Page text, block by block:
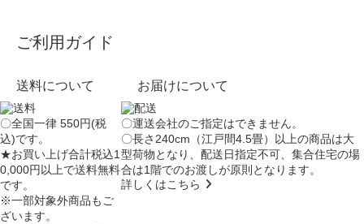
ご利用ガイド
送料について
〇全国一律 550円(税
込)です。
★お買い上げ合計税込1
0,000円以上で送料無料
です。
※一部対象外商品もご
ざいます。
お届けについて
〇運送会社のご指定はできません。
〇長さ240cm（江戸間4.5畳）以上の商品は大
型荷物となり、配送日指定不可、集合住宅の場
合は1階でのお渡しが原則となります。
詳しくはこちら